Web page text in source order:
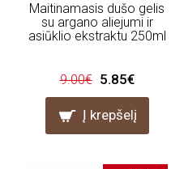
Maitinamasis dušo gelis
su argano aliejumi ir
asiūklio ekstraktu 250ml
9.00€ 5.85€
Į krepšelį